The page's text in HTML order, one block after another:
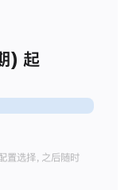
) 起
置选择，之后随时